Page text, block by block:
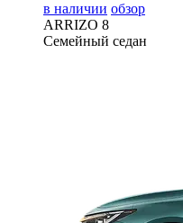
в наличии обзор
ARRIZO 8
Семейный седан